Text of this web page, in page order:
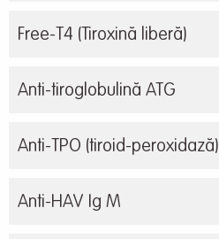
Free-T4 (Tiroxină liberă)
Anti-tiroglobulină ATG
Anti-TPO (tiroid-peroxidază)
Anti-HAV Ig M